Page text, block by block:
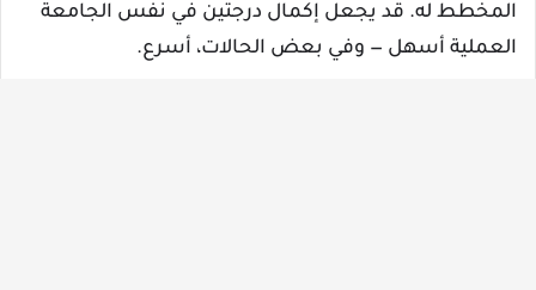
المخطط له. قد يجعل إكمال درجتين في نفس الجامعة
العملية أسهل — وفي بعض الحالات، أسرع.